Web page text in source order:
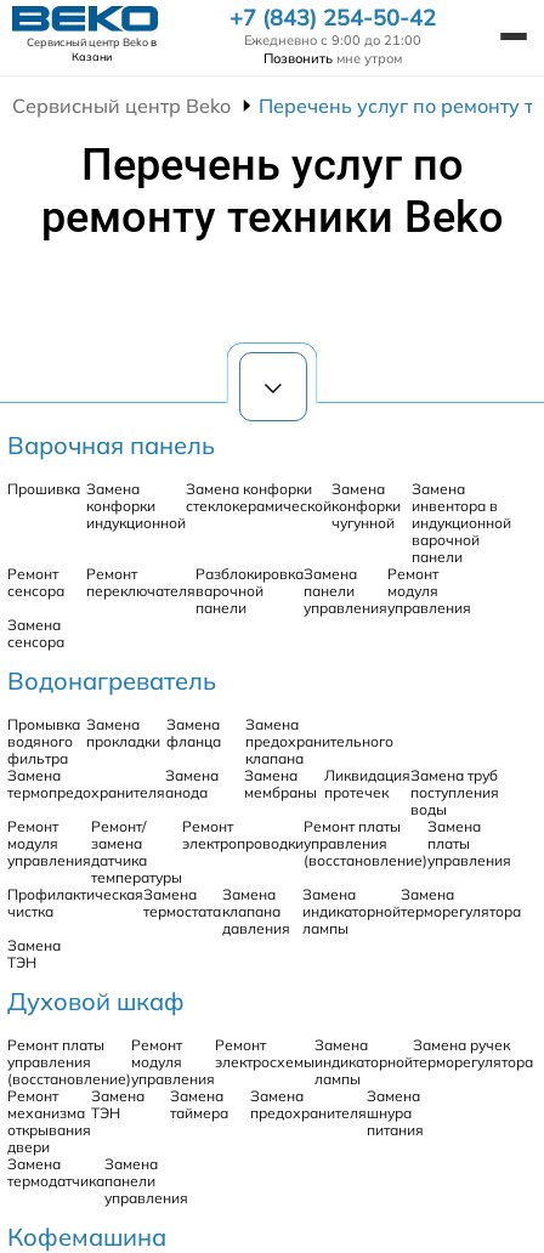
Сервисный центр Bekoв
Казани
+7 (843) 254-50-42
Ежедневно с 9:00 до 21:00
Позвонить мне утром
Сервисный центр Beko Перечень услуг по ремонту
Перечень услуг по
ремонту техники Beko
Варочная панель
Прошивка Замена
конфорки
индукционной
Замена конфорки
стеклокерамической
Замена
конфорки
чугунной
Замена
инвентора в
индукционной
варочной
панели
Ремонт
сенсора
Ремонт
переключателя
Разблокировка
варочной
панели
Замена
панели
управления
Ремонт
модуля
управления
Замена
сенсора
Водонагреватель
Промывка
водяного
фильтра
Замена
прокладки
Замена
фланца
Замена
предохранительного
клапана
Замена
термопредохранителя
Замена
анода
Замена
мембраны
Ликвидация
протечек
Замена труб
поступления
воды
Ремонт
модуля
управления
Ремонт/
замена
датчика
температуры
Ремонт
электропроводки
Ремонт платы
управления
(восстановление)
Замена
платы
управления
Профилактическая
чистка
Замена
термостата
Замена
клапана
давления
Замена
индикаторной
лампы
Замена
терморегулятора
Замена
ТЭН
Духовой шкаф
Ремонт платы
управления
(восстановление)
Ремонт
модуля
управления
Ремонт
электросхемы
Замена
индикаторной
лампы
Замена ручек
терморегулятора
Ремонт
механизма
открывания
двери
Замена
ТЭН
Замена
таймера
Замена
предохранителя
Замена
шнура
питания
Замена
термодатчика
Замена
панели
управления
Кофемашина